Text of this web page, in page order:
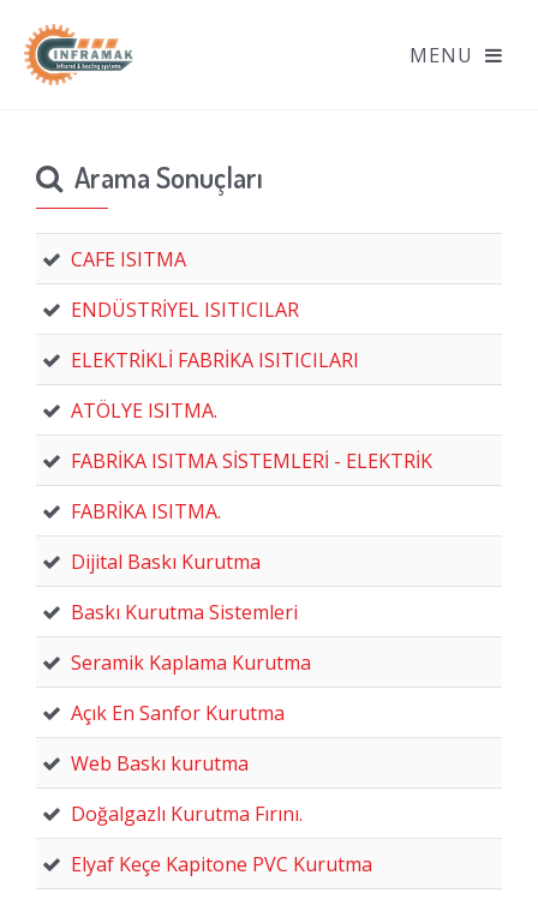
Arama Sonuçları
CAFE ISITMA
ENDÜSTRİYEL ISITICILAR
ELEKTRİKLİ FABRİKA ISITICILARI
ATÖLYE ISITMA.
FABRİKA ISITMA SİSTEMLERİ - ELEKTRİK
FABRİKA ISITMA.
Dijital Baskı Kurutma
Baskı Kurutma Sistemleri
Seramik Kaplama Kurutma
Açık En Sanfor Kurutma
Web Baskı kurutma
Doğalgazlı Kurutma Fırını.
Elyaf Keçe Kapitone PVC Kurutma